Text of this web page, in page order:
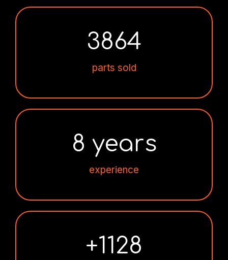
parts sold
3864
experience
8 years
+1128